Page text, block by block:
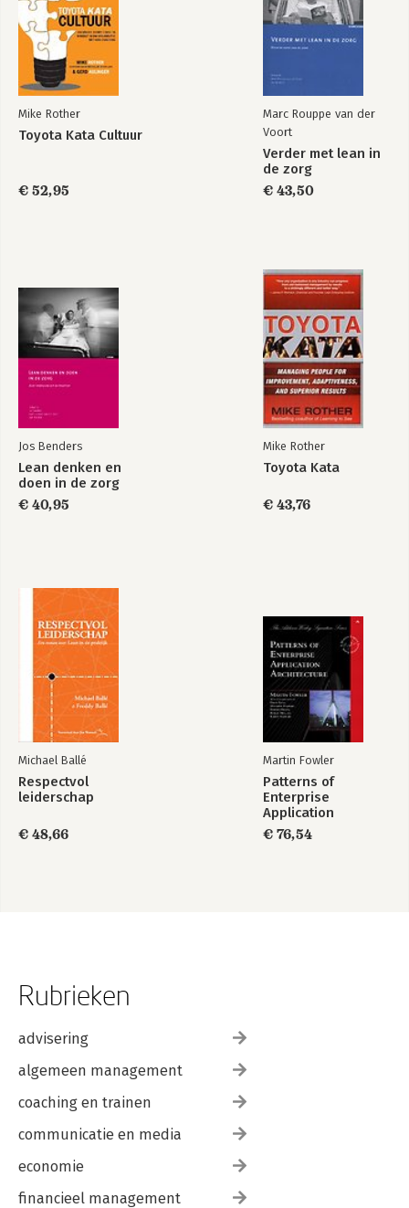
Deel III: De Verbeter-Kata:
Hoe Toyota Continu Verbetert
Inleiding bij Deel III
5. Planning: Een doeltoestand vastleggen
6. Probleemoplossing en aanpassing: Vooruit richting een
Samenvatting van Deel III
Hoe Toyota de verbeter-kata onderwijst
Deel V: Navolging:
Hoe zit het met andere bedrijven?
9. Gedragspatronen van de verbeter-kata ontwikkelen in uw
organisatie
Appendix 2: Procesanalyse
Bibliografie
Index
Mike Rother
Toyota Kata Cultuur
€ 52,95
Marc Rouppe van der
Voort
Verder met lean in
de zorg
€ 43,50
Jos Benders
Lean denken en
doen in de zorg
€ 40,95
Mike Rother
Toyota Kata
€ 43,76
Michael Ballé
Respectvol
leiderschap
€ 48,66
Martin Fowler
Patterns of
Enterprise
Application
Architecture
€ 76,54
Rubrieken
advisering
algemeen management
coaching en trainen
communicatie en media
economie
financieel management